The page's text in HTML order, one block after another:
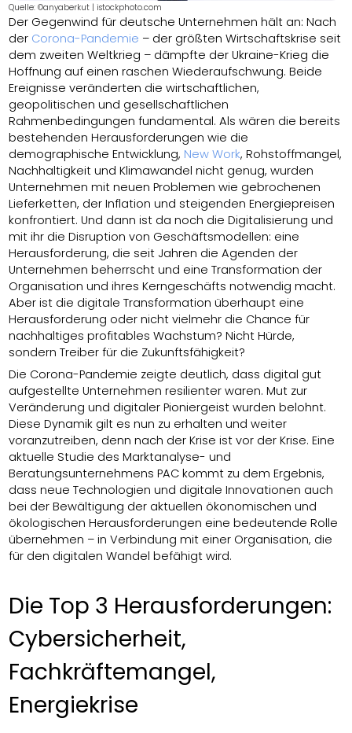
Quelle: ©anyaberkut | istockphoto.com
Der Gegenwind für deutsche Unternehmen hält an: Nach
der Corona-Pandemie – der größten Wirtschaftskrise seit
dem zweiten Weltkrieg – dämpfte der Ukraine-Krieg die
Hoffnung auf einen raschen Wiederaufschwung. Beide
Ereignisse veränderten die wirtschaftlichen,
geopolitischen und gesellschaftlichen
Rahmenbedingungen fundamental. Als wären die bereits
bestehenden Herausforderungen wie die
demographische Entwicklung, New Work, Rohstoffmangel,
Nachhaltigkeit und Klimawandel nicht genug, wurden
Unternehmen mit neuen Problemen wie gebrochenen
Lieferketten, der Inflation und steigenden Energiepreisen
konfrontiert. Und dann ist da noch die Digitalisierung und
mit ihr die Disruption von Geschäftsmodellen: eine
Herausforderung, die seit Jahren die Agenden der
Unternehmen beherrscht und eine Transformation der
Organisation und ihres Kerngeschäfts notwendig macht.
Aber ist die digitale Transformation überhaupt eine
Herausforderung oder nicht vielmehr die Chance für
nachhaltiges profitables Wachstum? Nicht Hürde,
sondern Treiber für die Zukunftsfähigkeit?
Die Corona-Pandemie zeigte deutlich, dass digital gut
aufgestellte Unternehmen resilienter waren. Mut zur
Veränderung und digitaler Pioniergeist wurden belohnt.
Diese Dynamik gilt es nun zu erhalten und weiter
voranzutreiben, denn nach der Krise ist vor der Krise. Eine
aktuelle Studie des Marktanalyse- und
Beratungsunternehmens PAC kommt zu dem Ergebnis,
dass neue Technologien und digitale Innovationen auch
bei der Bewältigung der aktuellen ökonomischen und
ökologischen Herausforderungen eine bedeutende Rolle
übernehmen – in Verbindung mit einer Organisation, die
für den digitalen Wandel befähigt wird.
Die Top 3 Herausforderungen:
Cybersicherheit,
Fachkräftemangel,
Energiekrise